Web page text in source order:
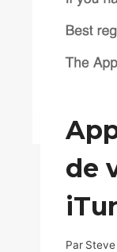
de
Par Steve